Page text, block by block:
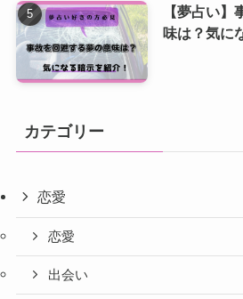
【夢占い
味は？気に
カテゴリー
恋愛
恋愛
出会い